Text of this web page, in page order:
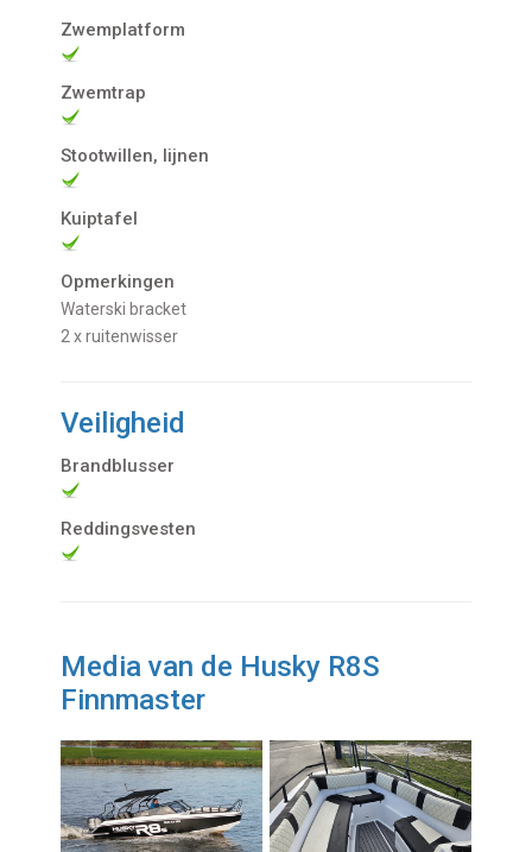
Zwemplatform
Zwemtrap
Stootwillen, lijnen
Kuiptafel
Opmerkingen
Waterski bracket
2 x ruitenwisser
Veiligheid
Brandblusser
Reddingsvesten
Media van de Husky R8S
Finnmaster